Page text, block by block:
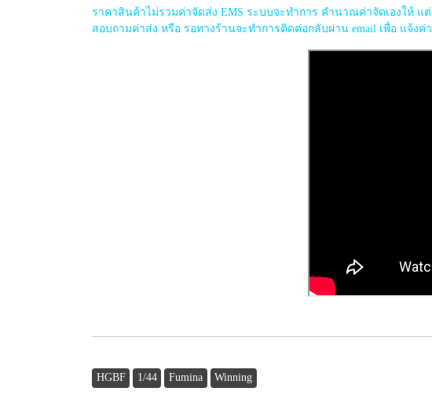
ราคาสินค้าไม่รวมค่าจัดส่ง EMS ระบบจะทำการ คำนวณค่าจัดเองให้ แ
สอบถามค่าส่ง หรือ รอทางร้านจะทำการติดต่อกลับผ่าน email เพื่อ แจ้งค่
HGBF 1/44 Fumina Winning